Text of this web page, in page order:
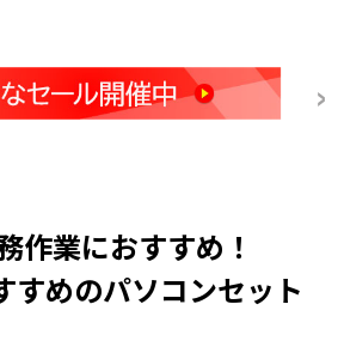
作業におすすめ！
すめのパソコンセット